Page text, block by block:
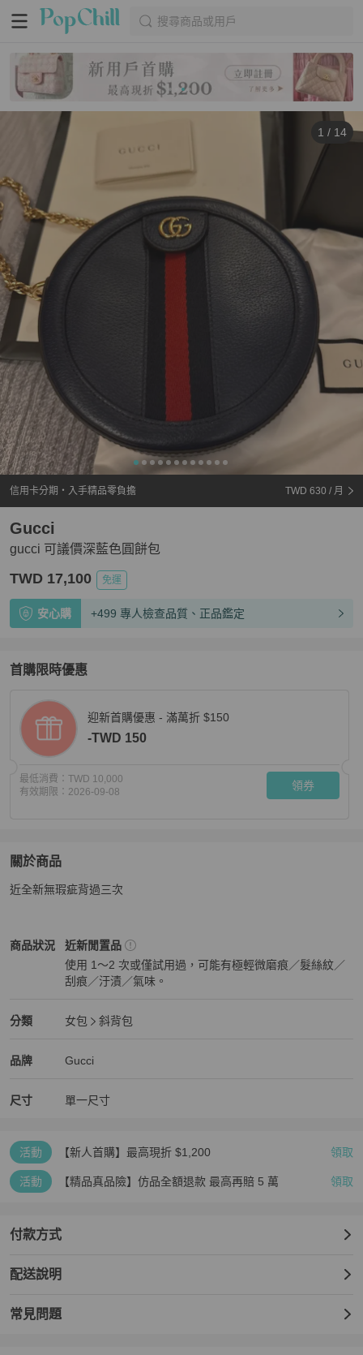
搜尋商品或用戶
1 / 14
信用卡分期・入手精品零負擔 TWD 630 / 月
gucci 可議價深藍色圓餅包
Gucci
TWD 17,100 免運
安心購 +499 專人檢查品質、正品鑑定
首購限時優惠
迎新首購優惠 - 滿萬折 $150
-TWD 150
最低消費： TWD 10,000
有效期限： 2026-09-08 領券
關於商品
關於gucci 可議價深藍色圓餅包
近全新無瑕疵背過三次
商品狀況
Gucci女包 商品狀態與細節
近新閒置品
使用 1～2 次或僅試用過，可能有極輕微磨痕／髮絲紋／
刮痕／汙漬／氣味。
分類
Gucci 分類資訊
女包
斜背包
品牌
Gucci 女包品牌介紹
Gucci
Gucci 推薦清單
尺寸 單一尺寸
活動 【新人首購】最高現折 $1,200 領取
活動 【精品真品險】仿品全額退款 最高再賠 5 萬 領取
付款方式
配送說明
常見問題